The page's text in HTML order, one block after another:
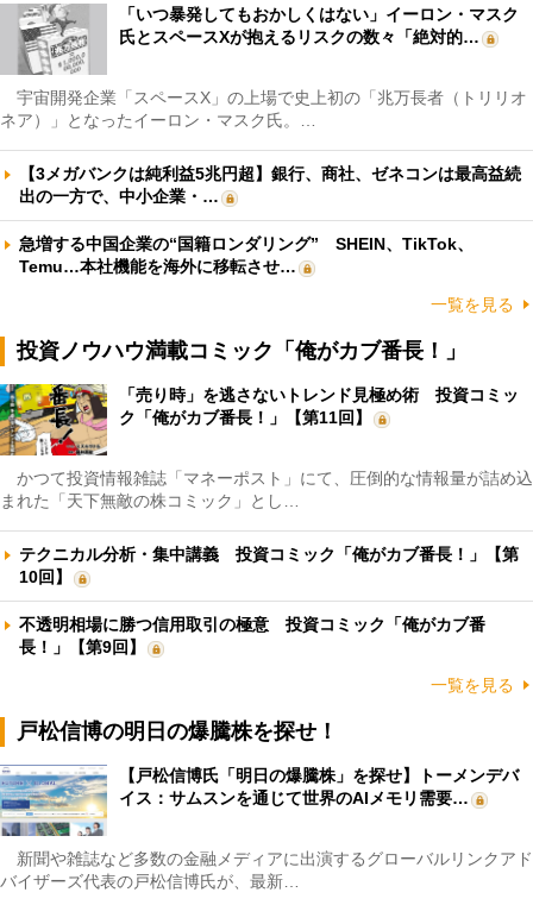
「いつ暴発してもおかしくはない」イーロン・マスク
氏とスペースXが抱えるリスクの数々「絶対的…
宇宙開発企業「スペースX」の上場で史上初の「兆万長者（トリリオ
ネア）」となったイーロン・マスク氏。…
【3メガバンクは純利益5兆円超】銀行、商社、ゼネコンは最高益続
出の一方で、中小企業・…
急増する中国企業の“国籍ロンダリング” SHEIN、TikTok、
Temu…本社機能を海外に移転させ…
一覧を見る
投資ノウハウ満載コミック「俺がカブ番長！」
「売り時」を逃さないトレンド見極め術 投資コミッ
ク「俺がカブ番長！」【第11回】
かつて投資情報雑誌「マネーポスト」にて、圧倒的な情報量が詰め込
まれた「天下無敵の株コミック」とし…
テクニカル分析・集中講義 投資コミック「俺がカブ番長！」【第
10回】
不透明相場に勝つ信用取引の極意 投資コミック「俺がカブ番
長！」【第9回】
一覧を見る
戸松信博の明日の爆騰株を探せ！
【戸松信博氏「明日の爆騰株」を探せ】トーメンデバ
イス：サムスンを通じて世界のAIメモリ需要…
新聞や雑誌など多数の金融メディアに出演するグローバルリンクアド
バイザーズ代表の戸松信博氏が、最新…